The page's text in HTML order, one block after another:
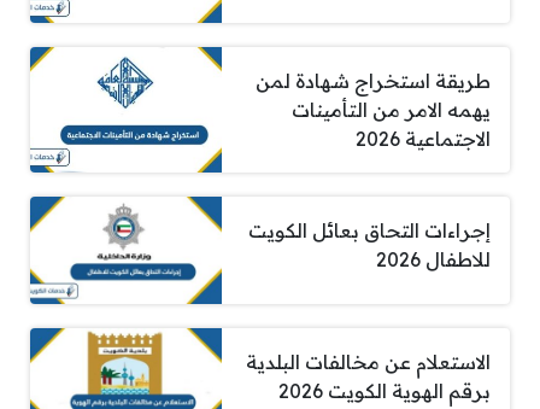
طريقة استخراج شهادة لمن
يهمه الامر من التأمينات
الاجتماعية 2026
إجراءات التحاق بعائل الكويت
للاطفال 2026
الاستعلام عن مخالفات البلدية
برقم الهوية الكويت 2026